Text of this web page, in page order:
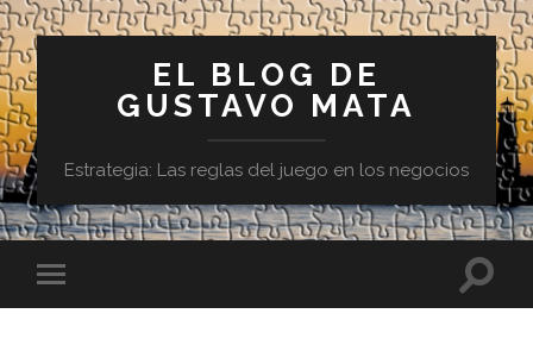
EL BLOG DE
GUSTAVO MATA
Estrategia: Las reglas del juego en los negocios